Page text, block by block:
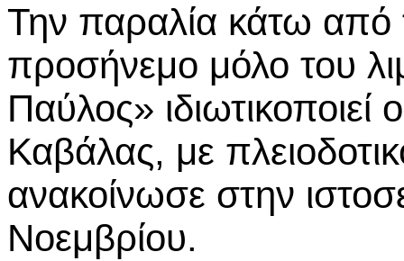
Την παραλία κάτω
προσήνεμο μόλο του
Παύλος»
Καβάλας, με
ανακοίνωσε στην
Νοεμβρίου.